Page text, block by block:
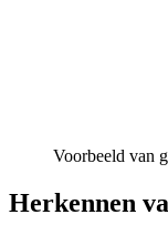
Voorbeeld van
Herkennen